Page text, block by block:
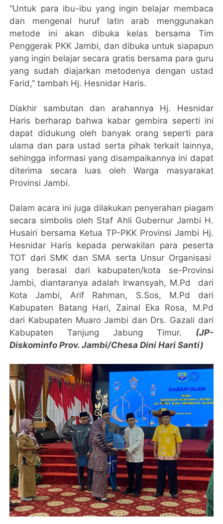
“Untuk para ibu-ibu yang ingin belajar membaca
dan mengenal huruf latin arab menggunakan
metode ini akan dibuka kelas bersama Tim
Penggerak PKK Jambi, dan dibuka untuk siapapun
yang ingin belajar secara gratis bersama para guru
yang sudah diajarkan metodenya dengan ustad
Farid,” tambah Hj. Hesnidar Haris.
Diakhir sambutan dan arahannya Hj. Hesnidar
Haris berharap bahwa kabar gembira seperti ini
dapat didukung oleh banyak orang seperti para
ulama dan para ustad serta pihak terkait lainnya,
sehingga informasi yang disampaikannya ini dapat
diterima secara luas oleh Warga masyarakat
Provinsi Jambi.
Dalam acara ini juga dilakukan penyerahan piagam
secara simbolis oleh Staf Ahli Gubernur Jambi H.
Husairi bersama Ketua TP-PKK Provinsi Jambi Hj.
Hesnidar Haris kepada perwakilan para peserta
TOT dari SMK dan SMA serta Unsur Organisasi
yang berasal dari kabupaten/kota se-Provinsi
Jambi, diantaranya adalah Irwansyah, M.Pd dari
Kota Jambi, Arif Rahman, S.Sos, M.Pd dari
Kabupaten Batang Hari, Zainal Eka Rosa, M.Pd
dari Kabupaten Muaro Jambi dan Drs. Gazali dari
Kabupaten Tanjung Jabung Timur. (JP-
Diskominfo Prov. Jambi/Chesa Dini Hari Santi)